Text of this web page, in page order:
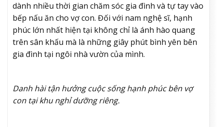
dành nhiều thời gian chăm sóc gia đình và tự tay vào
bếp nấu ăn cho vợ con. Đối với nam nghệ sĩ, hạnh
phúc lớn nhất hiện tại không chỉ là ánh hào quang
trên sân khấu mà là những giây phút bình yên bên
gia đình tại ngôi nhà vườn của mình.
Danh hài tận hưởng cuộc sống hạnh phúc bên vợ
con tại khu nghỉ dưỡng riêng.